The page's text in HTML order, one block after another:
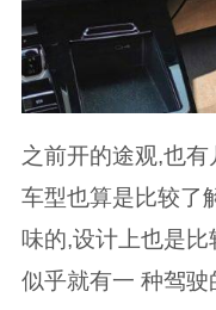
之前开的途观,也
车型也算是比较了
味的,设计上也是比
似乎就有一 种驾